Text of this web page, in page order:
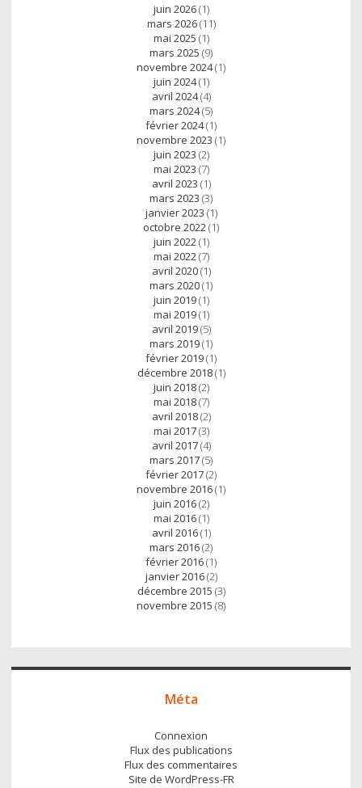
juin 2026(1)
mars 2026(11)
mai 2025 (1)
mars 2025 (9)
novembre 2024(1)
juin 2024(1)
avril 2024(4)
mars 2024(5)
février 2024(1)
novembre 2023 (1)
juin 2023 (2)
mai 2023 (7)
avril 2023 (1)
mars 2023 (3)
janvier 2023 (1)
octobre 2022 (1)
juin 2022 (1)
mai 2022 (7)
avril 2020(1)
mars 2020(1)
juin 2019(1)
mai 2019(1)
avril 2019(5)
mars 2019(1)
février 2019(1)
décembre 2018(1)
juin 2018(2)
mai 2018(7)
avril 2018(2)
mai 2017(3)
avril 2017(4)
mars 2017(5)
février 2017(2)
novembre 2016(1)
juin 2016(2)
mai 2016(1)
avril 2016(1)
mars 2016(2)
février 2016(1)
janvier 2016(2)
décembre 2015 (3)
novembre 2015 (8)
Méta
Connexion
Flux des publications
Flux des commentaires
Site de WordPress-FR